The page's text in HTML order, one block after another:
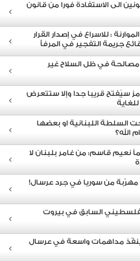
الى الاستفادة فورا من قانون
: للاسراع في إصدار القرار
جريمة التفجير في المرفأ
مصالحة في ظل السلاح غير
سيُفتح قريبا جدا وإلا ستتعرض
السلطة اللبنانية او بعضها
الله؟
نعيم قاسم: من غامر بلبنان لا
مهرّبة من سوريا في جرد عرسال!
السابق في بيروت
ينفّذ مداهمات واسعة في عرسال